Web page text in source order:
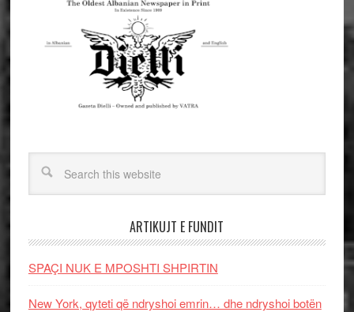
ARTIKUJT E FUNDIT
SPAÇI NUK E MPOSHTI SHPIRTIN
New York, qyteti që ndryshoi emrin… dhe ndryshoi botën